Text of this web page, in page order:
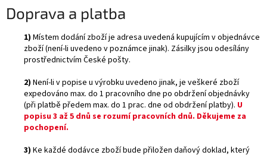
Doprava a platba
1) Místem dodání zboží je adresa uvedená kupujícím v objednávce
zboží (není-li uvedeno v poznámce jinak). Zásilky jsou odesílány
prostřednictvím České pošty.
2) Není-li v popise u výrobku uvedeno jinak, je veškeré zboží
expedováno max. do 1 pracovního dne po obdržení objednávky
(při platbě předem max. do 1 prac. dne od obdržení platby). U
popisu 3 až 5 dnů se rozumí pracovních dnů. Děkujeme za
pochopení.
3) Ke každé dodávce zboží bude přiložen daňový doklad, který